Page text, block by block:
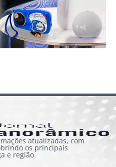
atualizadas, com
os principais
e região.